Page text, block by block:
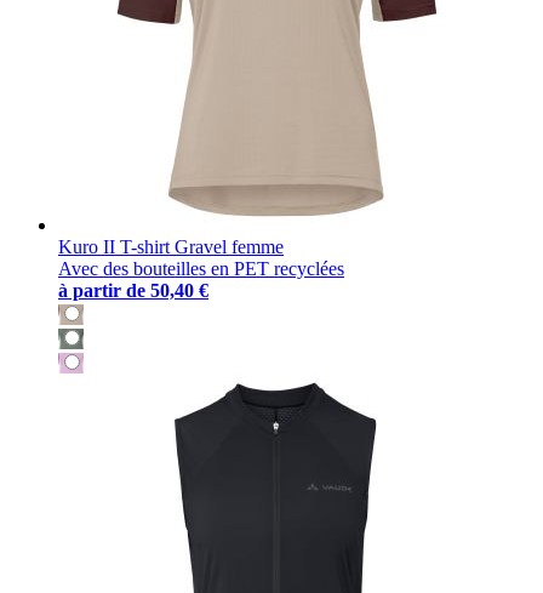
Kuro II T-shirt Gravel femme
Avec des bouteilles en PET recyclées
à partir de 50,40 €